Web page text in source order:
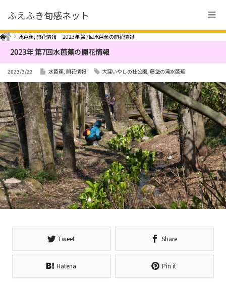
ふえふき旬感ネット
Home 水芭蕉, 開花情報 2023年 第7回水芭蕉の開花情報
2023年 第7回水芭蕉の開花情報
2023/3/22 水芭蕉, 開花情報 大窪いやしの杜公園, 藤垈の滝水芭蕉
Tweet Share
Hatena Pin it